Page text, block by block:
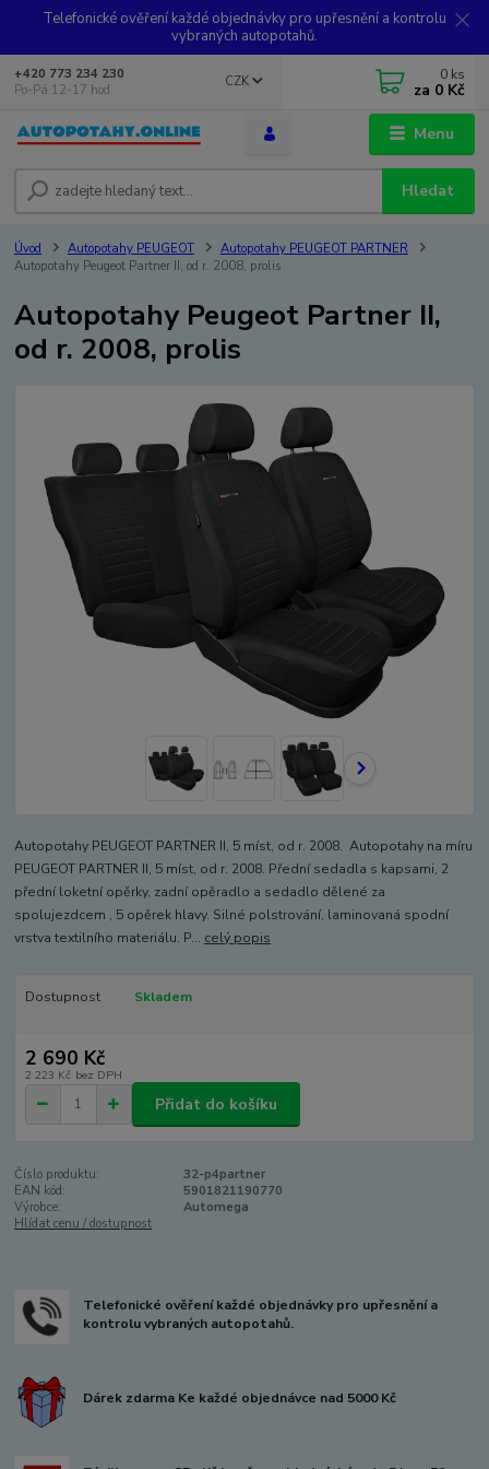
Telefonické ověření každé objednávky pro upřesnění a kontrolu
vybraných autopotahů.
Menu
CZK
Hledat
+420 773 234 230
Po-Pá 12-17 hod.
0 ks
za 0 Kč
Úvod Autopotahy PEUGEOT
Autopotahy PEUGEOT PARTNER
Autopotahy Peugeot Partner II, od r. 2008, prolis
Autopotahy Peugeot Partner II,
od r. 2008, prolis
Autopotahy PEUGEOT PARTNER II, 5 míst, od r. 2008. Autopotahy na míru
PEUGEOT PARTNER II, 5 míst, od r. 2008. Přední sedadla s kapsami, 2
přední loketní opěrky, zadní opěradlo a sedadlo dělené za
spolujezdcem , 5 opěrek hlavy. Silné polstrování, laminovaná spodní
vrstva textilního materiálu. P... celý popis
Dostupnost Skladem
2 690 Kč
2 223 Kč bez DPH
Přidat do košíku
Číslo produktu:
32-p4partner
EAN kód:
5901821190770
Výrobce:
Automega
Hlídat cenu / dostupnost
Telefonické ověření každé objednávky pro upřesnění a
kontrolu vybraných autopotahů.
Dárek zdarma Ke každé objednávce nad 5000 Kč